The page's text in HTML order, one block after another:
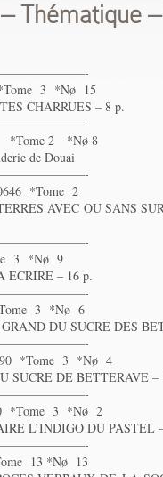
Thématique
3 *Nø 15
CHARRUES – 8 p.
*Tome 2 *Nø 8
de Douai
*Tome 2
AVEC OU SANS
3 *Nø 9
ECRIRE – 16 p.
3 *Nø 6
DU SUCRE DES
*Tome 3 *Nø 4
SUCRE DE BETTERAVE –
*Tome 3 *Nø 2
L’INDIGO DU PASTEL
13 *Nø 13